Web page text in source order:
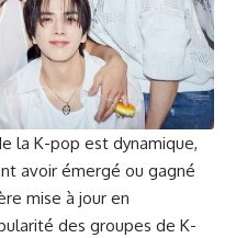
la K-pop est dynamique,
avoir émergé ou gagné
mise à jour en
des groupes de K-